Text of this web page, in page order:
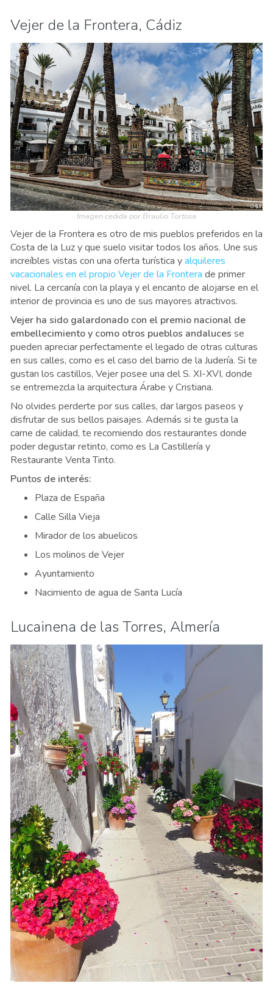
Vejer de la Frontera, Cádiz
Imagen cedida por Braulio Tortosa
Vejer de la Frontera es otro de mis pueblos preferidos en la
Costa de la Luz y que suelo visitar todos los años. Une sus
increíbles vistas con una oferta turística yalquileres
vacacionales en el propio Vejer de la Frontera de primer
nivel. La cercanía con la playa y el encanto de alojarse en el
interior de provincia es uno de sus mayores atractivos.
Vejer ha sido galardonado con el premio nacional de
embellecimiento y como otros pueblos andaluces se
pueden apreciar perfectamente el legado de otras culturas
en sus calles, como es el caso del barrio de la Judería. Si te
gustan los castillos, Vejer posee una del S. XI-XVI, donde
se entremezcla la arquitectura Árabe y Cristiana.
No olvides perderte por sus calles, dar largos paseos y
disfrutar de sus bellos paisajes. Además si te gusta la
carne de calidad, te recomiendo dos restaurantes donde
poder degustar retinto, como es La Castillería y
Restaurante Venta Tinto.
Puntos de interés:
Plaza de España
Calle Silla Vieja
Mirador de los abuelicos
Los molinos de Vejer
Ayuntamiento
Nacimiento de agua de Santa Lucía
Lucainena de las Torres, Almería